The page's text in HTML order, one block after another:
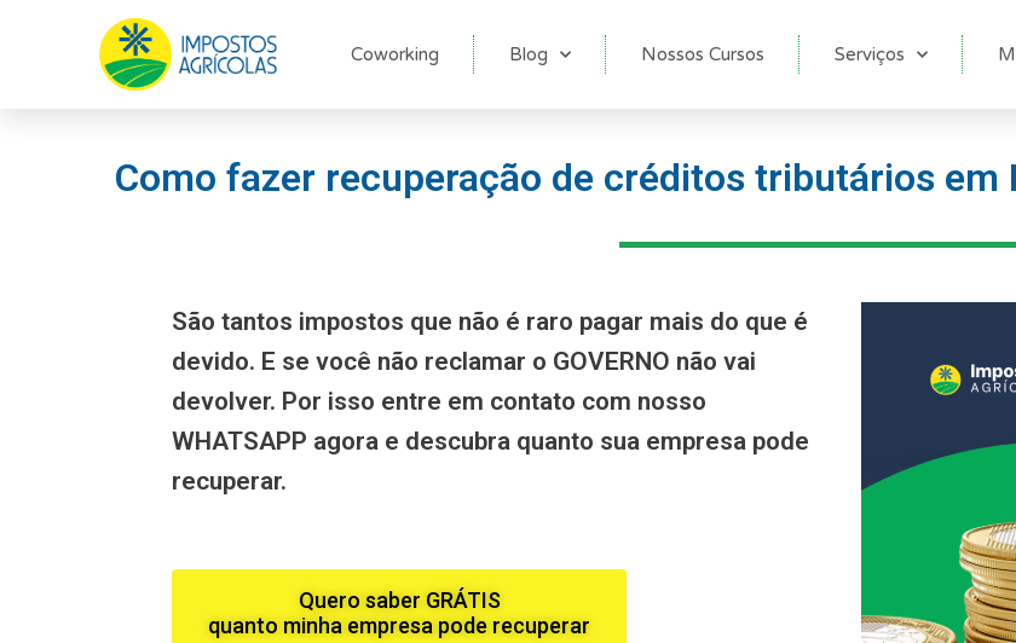
Coworking Blog Nossos Cursos Serviços
Como fazer recuperação de créditos tributários
São tantos impostos que não é raro pagar mais do que é
devido. E se você não reclamar o GOVERNO não vai
devolver. Por isso entre em contato com nosso
WHATSAPP agora e descubra quanto sua empresa pode
recuperar.
Quero saber GRÁTIS
quanto minha empresa pode recuperar